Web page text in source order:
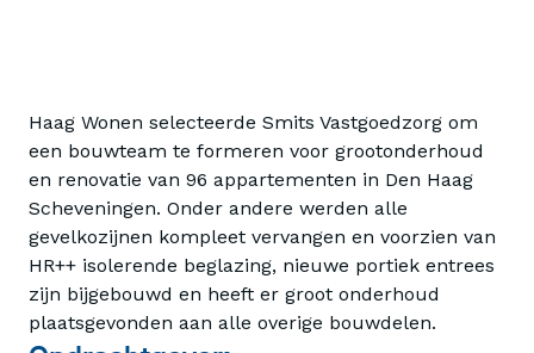
Haag Wonen selecteerde Smits Vastgoedzorg om
een bouwteam te formeren voor grootonderhoud
en renovatie van 96 appartementen in Den Haag
Scheveningen. Onder andere werden alle
gevelkozijnen kompleet vervangen en voorzien van
HR++ isolerende beglazing, nieuwe portiek entrees
zijn bijgebouwd en heeft er groot onderhoud
plaatsgevonden aan alle overige bouwdelen.